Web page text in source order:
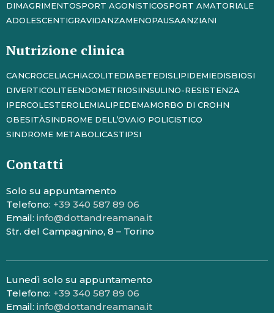
DIMAGRIMENTOSPORT AGONISTICOSPORT AMATORIALE
ADOLESCENTIGRAVIDANZAMENOPAUSAANZIANI
Nutrizione clinica
CANCROCELIACHIACOLITEDIABETEDISLIPIDEMIEDISBIOSI
DIVERTICOLITEENDOMETRIOSIINSULINO-RESISTENZA
IPERCOLESTEROLEMIALIPEDEMAMORBO DI CROHN
OBESITÀSINDROME DELL’OVAIO POLICISTICO
SINDROME METABOLICASTIPSI
Contatti
Solo su appuntamento
Telefono: +39 340 587 89 06
Email: info@dottandreamana.it
Str. del Campagnino, 8 – Torino
Lunedì solo su appuntamento
Telefono: +39 340 587 89 06
Email: info@dottandreamana.it